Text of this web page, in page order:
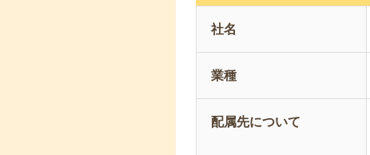
社名
業種
配属先について